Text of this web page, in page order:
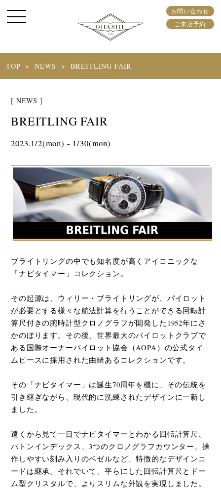
お問い合わせ
ご来店予約
TOP NEWS BREITLING FAIR
[ NEWS ]
BREITLING FAIR
2023.1/2(mon) - 1/30(mon)
ブライトリングの中でも知名度が高くアイコニックな
「ナビタイマー」コレクション。
その起源は、ウィリー・ブライトリングが、パイロット
が必要とする様々な航法計算を行うことができる回転計
算尺付きの腕時計型クロノグラフが開発した1952年にさ
かのぼります。その後、世界最大のパイロットクラブで
ある国際オーナーパイロット協会（AOPA）の公式タイ
ムピースに採用された由緒あるコレクションです。
その「ナビタイマー」は誕生70周年を機に、その伝統を
引き継ぎながら、現代的に洗練されたデザインに一新し
ました。
遠くから見て一目でナビタイマーとわかる回転計算尺、
バトンインデックス、3つのクロノグラフカウンター、操
作しやすい刻み入りのベゼルなど、特徴的なデザインコ
ードは継承。それでいて、平らにした回転計算尺とドー
ム型クリスタルで、よりスリムな外観を実現しました。